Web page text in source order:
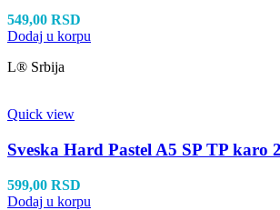
549,00 RSD
Dodaj u korpu
L® Srbija
Quick view
Sveska Hard Pastel A5 SP TP karo
599,00 RSD
Dodaj u korpu